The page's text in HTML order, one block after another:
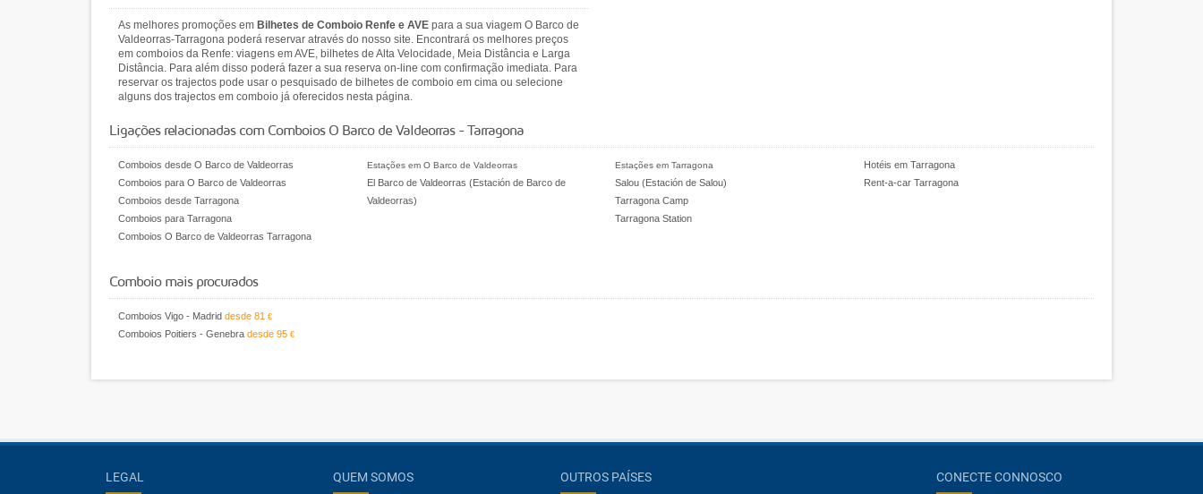
As melhores promoções em Bilhetes de Comboio Renfe e AVE para a sua viagem O Barco de
Valdeorras-Tarragona poderá reservar através do nosso site. Encontrará os melhores preços
em comboios da Renfe: viagens em AVE, bilhetes de Alta Velocidade, Meia Distância e Larga
Distância. Para além disso poderá fazer a sua reserva on-line com confirmação imediata. Para
reservar os trajectos pode usar o pesquisado de bilhetes de comboio em cima ou selecione
alguns dos trajectos em comboio já oferecidos nesta página.
Ligações relacionadas com Comboios O Barco de Valdeorras - Tarragona
Comboios desde O Barco de Valdeorras
Comboios para O Barco de Valdeorras
Comboios desde Tarragona
Comboios para Tarragona
Comboios O Barco de Valdeorras Tarragona
Estações em O Barco de Valdeorras
El Barco de Valdeorras (Estación de Barco de
Valdeorras)
Estações em Tarragona
Salou (Estación de Salou)
Tarragona Camp
Tarragona Station
Hotéis em Tarragona
Rent-a-car Tarragona
Comboio mais procurados
Comboios Vigo - Madrid desde 81 €
Comboios Poitiers - Genebra desde 95 €
LEGAL QUEM SOMOS OUTROS PAÍSES CONECTE CONNOSCO